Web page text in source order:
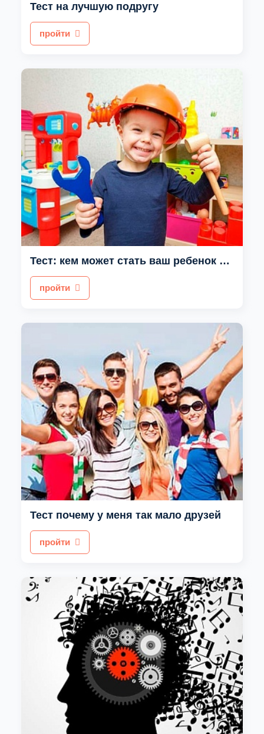
Тест на лучшую подругу
пройти
Тест: кем может стать ваш ребенок в будущем?
пройти
Тест почему у меня так мало друзей
пройти